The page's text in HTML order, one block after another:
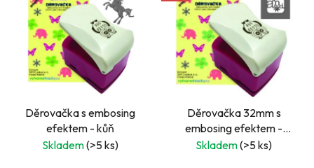
Děrovačka s embosing
efektem - kůň
Skladem(>5 ks)
Děrovačka 32mm s
embosing efektem -
nápis AND
Skladem(>5 ks)